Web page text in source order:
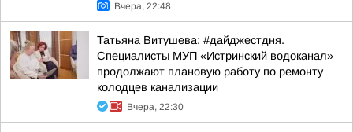
Вчера, 22:48
Татьяна Витушева: #дайджестдня.
Специалисты МУП «Истринский водоканал»
продолжают плановую работу по ремонту
колодцев канализации
Вчера, 22:30